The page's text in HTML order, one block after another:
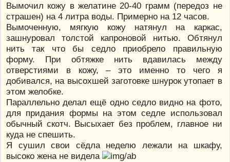
Вымочил кожу в желатине 20-40 грамм (передоз не
страшен) на 4 литра воды. Примерно на 12 часов.
Вымоченную, мягкую кожу натянул на каркас,
зашнуровал толстой капроновой нитью. Обтянул
нить так что бы седло приобрело правильную
форму. При обтяжке нить вдавилась между
отверстиями в кожу, – это именно то чего я
добивался, на высохшей заготовке шнурок утопает в
этом желобке.
Параллельно делал ещё одно седло видно на фото,
для придания формы на этом седле использовал
обычный скотч. Высыхает без проблем, главное ни
куда не спешить.
Я сушил свои сёдла неделю лежали на шкафу,
высоко жена не видела